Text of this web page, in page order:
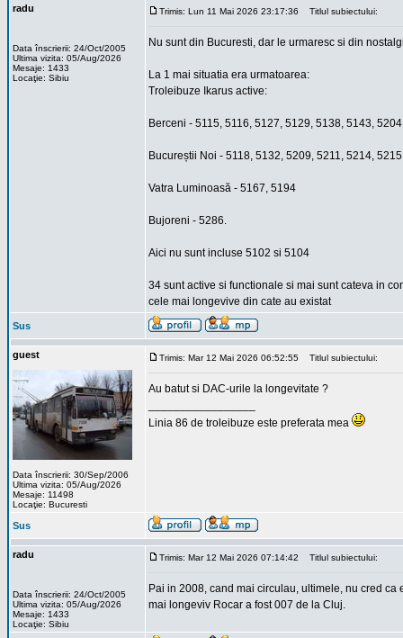
radu
Data înscrierii: 24/Oct/2005
Ultima vizita: 05/Aug/2026
Mesaje: 1433
Locaţie: Sibiu
Trimis: Lun 11 Mai 2026 23:17:36 Titlul subiectului:
Nu sunt din Bucuresti, dar le urmaresc si din
La 1 mai situatia era urmatoarea:
Troleibuze Ikarus active:
Berceni - 5115, 5116, 5127, 5129, 5138, 5143,
Bucureștii Noi - 5118, 5132, 5209, 5211, 5214,
Vatra Luminoasă - 5167, 5194
Bujoreni - 5286.
Aici nu sunt incluse 5102 si 5104
34 sunt active si functionale si mai sunt cateva in
cele mai longevive din cate au existat
Sus
guest
Data înscrierii: 30/Sep/2006
Ultima vizita: 05/Aug/2026
Mesaje: 11498
Locaţie: Bucuresti
Trimis: Mar 12 Mai 2026 06:52:55 Titlul subiectului:
Au batut si DAC-urile la longevitate ?
Linia 86 de troleibuze este preferata mea
Sus
radu
Data înscrierii: 24/Oct/2005
Ultima vizita: 05/Aug/2026
Mesaje: 1433
Locaţie: Sibiu
Trimis: Mar 12 Mai 2026 07:14:42 Titlul subiectului:
Pai in 2008, cand mai circulau, ultimele, nu cred
mai longeviv Rocar a fost 007 de la Cluj.